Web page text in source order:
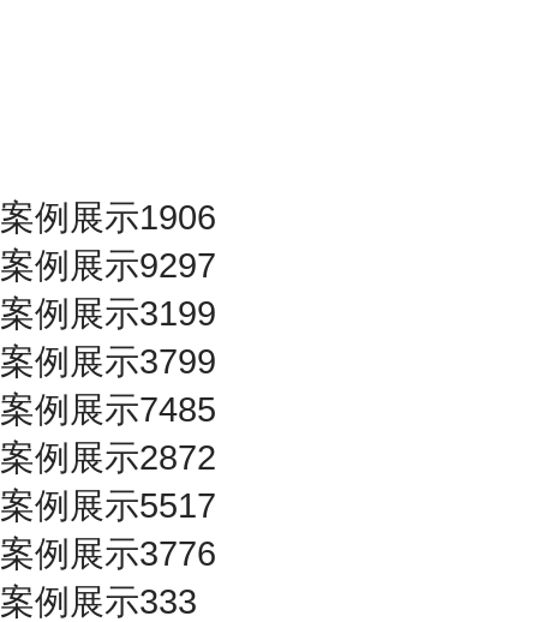
案例展示1906
案例展示9297
案例展示3199
案例展示3799
案例展示7485
案例展示2872
案例展示5517
案例展示3776
案例展示333